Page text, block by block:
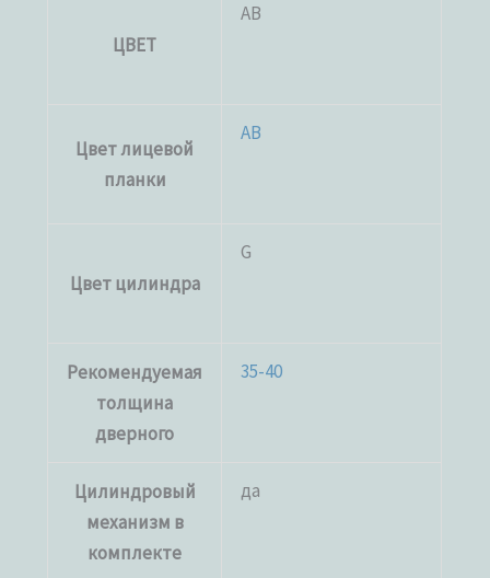
ЦВЕТ
AB
Цвет лицевой
планки
AB
Цвет цилиндра
G
Рекомендуемая
толщина
дверного
35-40
Цилиндровый
механизм в
комплекте
да